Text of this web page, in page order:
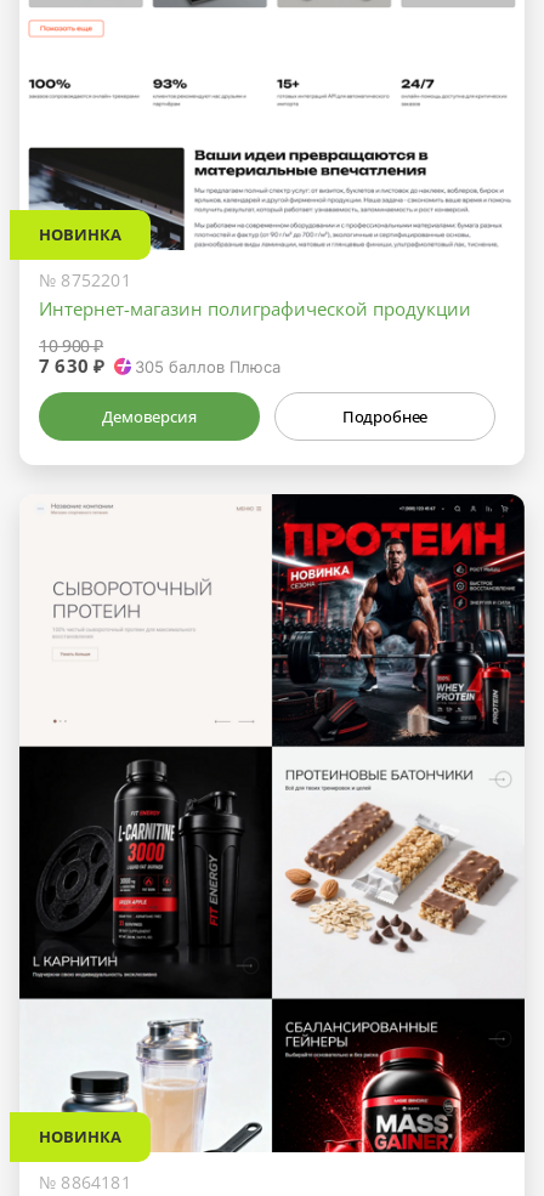
НОВИНКА
№ 8752201
Интернет-магазин полиграфической продукции
10 900 ₽
7 630 ₽ 305 баллов Плюса
Демоверсия Подробнее
НОВИНКА
№ 8864181